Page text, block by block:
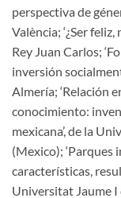
perspectiva de
València; ‘¿Ser
Rey Juan Carlos;
inversión
Almería; ‘Relación
conocimiento:
mexicana’, de la
(Mexico);
características,
Universitat Jaume I